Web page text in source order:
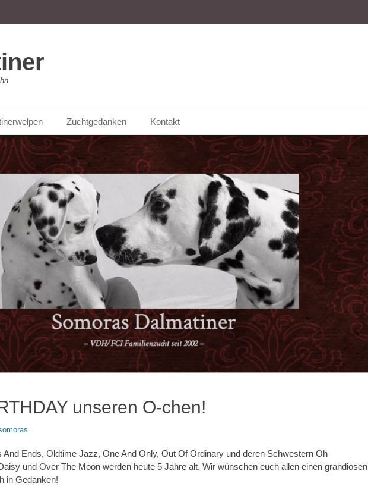
Zuchtgedanken Kontakt
unseren O-chen!
And Ends, Oldtime Jazz, One And Only, Out Of Ordinary und deren Schwestern Oh
und Over The Moon werden heute 5 Jahre alt. Wir wünschen euch allen einen grandiosen
in Gedanken!